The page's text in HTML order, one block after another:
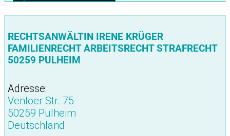
RECHTSANWÄLTIN IRENE KRÜGER
FAMILIENRECHT ARBEITSRECHT STRAFRECHT
50259 PULHEIM
Adresse:
Venloer Str. 75
50259 Pulheim
Deutschland